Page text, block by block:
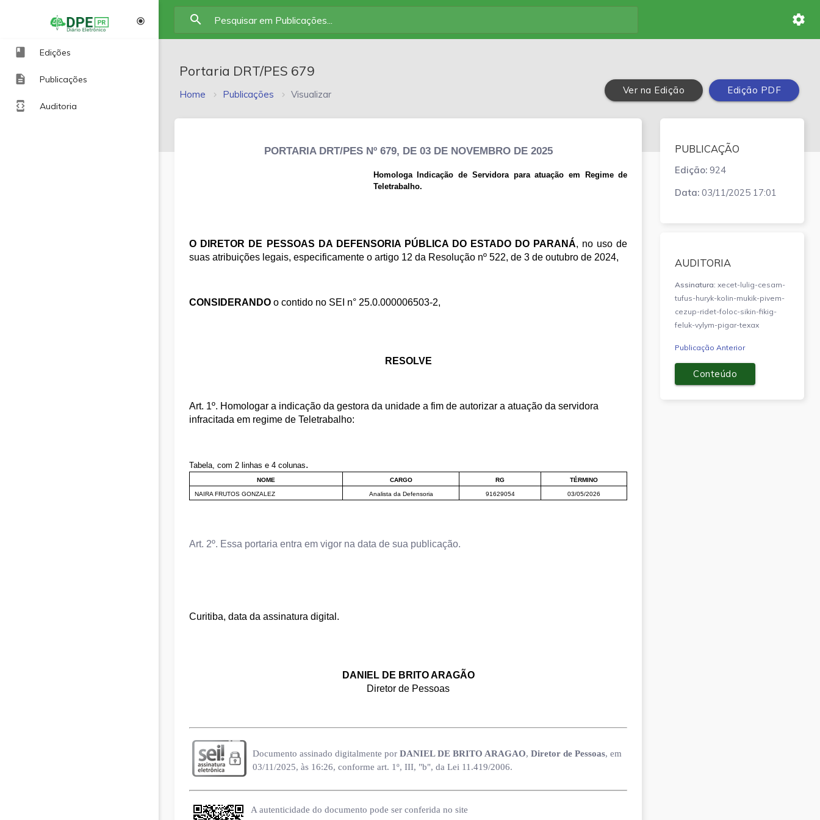
search settings
radio_button_checked
book Edições
description Publicações
developer_mode Auditoria
Portaria DRT/PES 679
Home Publicações Visualizar Edição PDF
Ver na Edição
PORTARIA DRT/PES Nº 679, DE 03 DE NOVEMBRO DE 2025
Homologa Indicação de Servidora para atuação em Regime de
Teletrabalho.
O DIRETOR DE PESSOAS DA DEFENSORIA PÚBLICA DO ESTADO DO PARANÁ, no uso de
suas atribuições legais, especificamente o artigo 12 da Resolução nº 522, de 3 de outubro de 2024,
CONSIDERANDO o contido no SEI n° 25.0.000006503-2,
RESOLVE
Art. 1º. Homologar a indicação da gestora da unidade a fim de autorizar a atuação da servidora
infracitada em regime de Teletrabalho:
Tabela, com 2 linhas e 4 colunas.
NOME CARGO RG TÉRMINO
NAIRA FRUTOS GONZALEZ Analista da Defensoria 91629054 03/05/2026
Art. 2º. Essa portaria entra em vigor na data de sua publicação.
Curitiba, data da assinatura digital.
DANIEL DE BRITO ARAGÃO
Diretor de Pessoas
Documento assinado digitalmente porDANIEL DE BRITO ARAGAO,Diretor de Pessoas, em
03/11/2025, às 16:26, conforme art. 1º, III, "b", da Lei 11.419/2006.
A autenticidade do documento pode ser conferida no site
PUBLICAÇÃO
Edição: 924
Data: 03/11/2025 17:01
AUDITORIA
Assinatura: xecet-lulig-cesam-
tufus-huryk-kolin-mukik-pivem-
cezup-ridet-foloc-sikin-fikig-
feluk-vylym-pigar-texax
Publicação Anterior
Conteúdo